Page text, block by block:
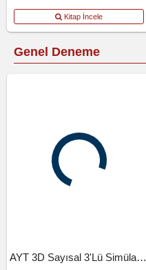
Kitap İncele
Genel Deneme
AYT 3D Sayısal 3'lü Simülasyon Deneme